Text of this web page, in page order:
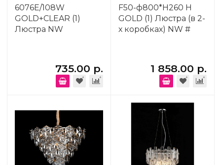
6076E/108W
GOLD+CLEAR (1)
Люстра NW
735.00 р.
F50-ф800*H260 H
GOLD (1) Люстра (в 2-
х коробках) NW #
1 858.00 р.